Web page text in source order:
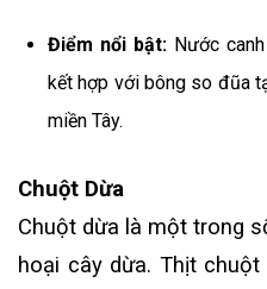
Điểm nổi bật: Nước
kết hợp với bông so đũa
miền Tây.
Chuột Dừa
Chuột dừa là một trong
hoại cây dừa. Thịt